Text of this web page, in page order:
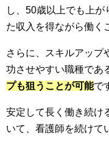
し、50歳以上でも上
た収入を得ながら働く
さらに、スキルアップ
功させやすい職種であ
プも狙うことが可能で
安定して長く働き続け
いて、看護師を続けて